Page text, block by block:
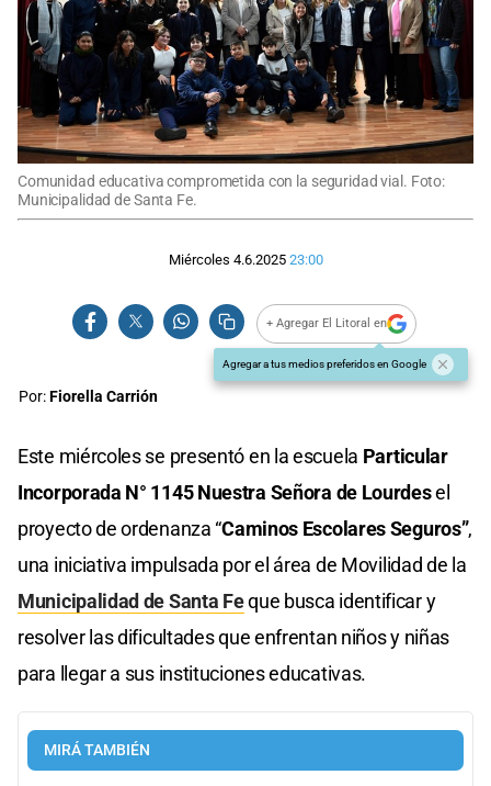
Comunidad educativa comprometida con la seguridad vial. Foto:
Municipalidad de Santa Fe.
Miércoles 4.6.2025 23:00
+ Agregar El Litoral en
Agregar a tus medios preferidos en Google
Por:Fiorella Carrión
Este miércoles se presentó en la escuela Particular
Incorporada N° 1145 Nuestra Señora de Lourdesel
proyecto de ordenanza “Caminos Escolares Seguros”,
una iniciativa impulsada por el área de Movilidad de la
Municipalidad de Santa Feque busca identificar y
resolver las dificultades que enfrentan niños y niñas
para llegar a sus instituciones educativas.
MIRÁ TAMBIÉN